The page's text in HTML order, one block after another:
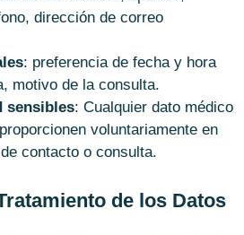
dirección de correo
: preferencia de fecha y hora
motivo de la consulta.
sensibles: Cualquier dato médico
voluntariamente en
contacto o consulta.
de los Datos